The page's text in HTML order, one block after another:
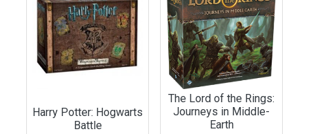
Harry Potter: Hogwarts
Battle
The Lord of the Rings:
Journeys in Middle-
Earth